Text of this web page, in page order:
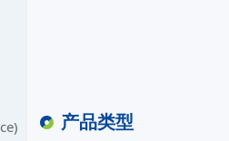
产品类型